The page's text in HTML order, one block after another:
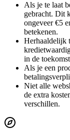
Als je te laat
gebracht. Dit
ongeveer €5
betekenen.
Herhaaldelijk
in de
Als je een
Niet alle
de extra
verschillen.